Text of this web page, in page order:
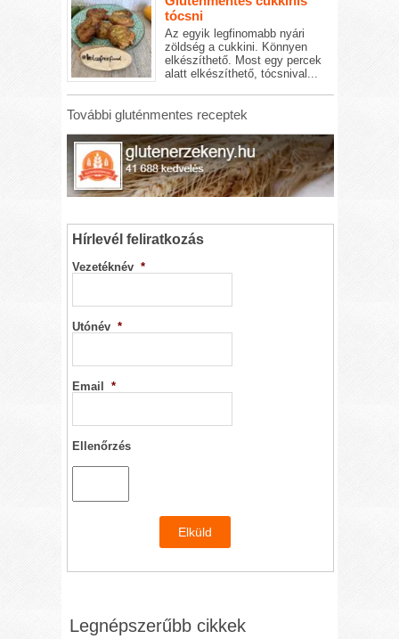
tócsni
Az egyik legfinomabb nyári
zöldség a cukkini. Könnyen
elkészíthető. Most egy percek
alatt elkészíthető, tócsnival...
További gluténmentes receptek
Hírlevél feliratkozás
Vezetéknév *
Utónév *
Email *
Ellenőrzés
Legnépszerűbb cikkek